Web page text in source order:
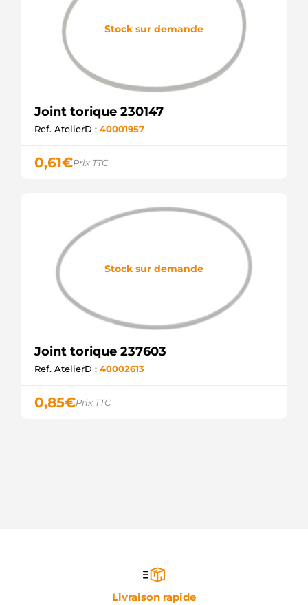
Stock sur demande
Joint torique 230147
Ref. AtelierD : 40001957
0,61€Prix TTC
Stock sur demande
Joint torique 237603
Ref. AtelierD : 40002613
0,85€Prix TTC
Livraison rapide